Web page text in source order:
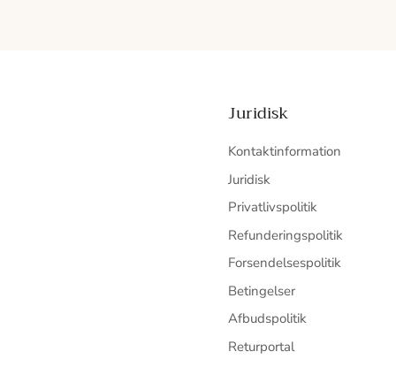
Juridisk
Kontaktinformation
Juridisk
Privatlivspolitik
Refunderingspolitik
Forsendelsespolitik
Betingelser
Afbudspolitik
Returportal